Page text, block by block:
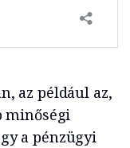
az például az,
minőségi
a pénzügyi